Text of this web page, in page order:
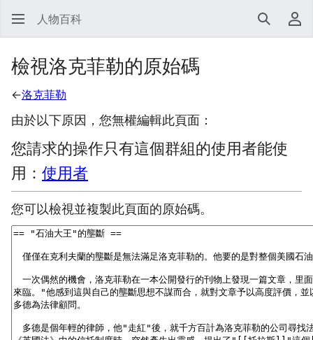
人物百科 搜尋 使
檢視洛克菲勒的原始碼
←洛克菲勒
由於以下原因，您無權編輯此頁面：
您請求的操作只有這個群組的使用者能使
用： 使用者
您可以檢視並複製此頁面的原始碼。